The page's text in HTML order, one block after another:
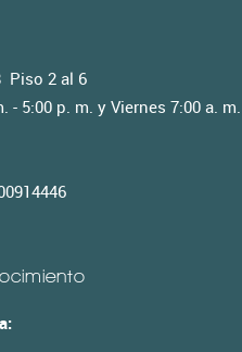
Piso 2 al 6
- 5:00 p. m. y Viernes 7:00 a. m.